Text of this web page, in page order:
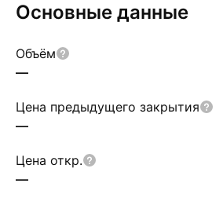
Основные данные
Объём
—
Цена предыдущего закрытия
—
Цена откр.
—